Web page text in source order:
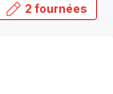
2 fournées